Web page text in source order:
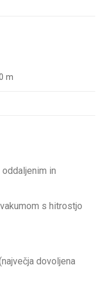
m
in
s hitrostjo
dovoljena